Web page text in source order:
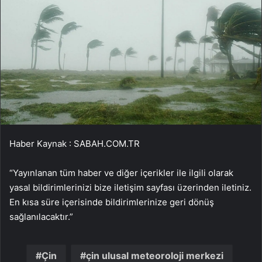
Haber Kaynak : SABAH.COM.TR
“Yayınlanan tüm haber ve diğer içerikler ile ilgili olarak
yasal bildirimlerinizi bize iletişim sayfası üzerinden iletiniz.
En kısa süre içerisinde bildirimlerinize geri dönüş
sağlanılacaktır.”
Çin çin ulusal meteoroloji merkezi